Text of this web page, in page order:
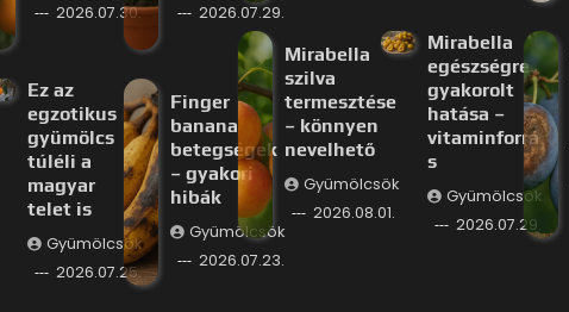
2026.07.30.
2026.07.29.
Ez az
egzotikus
gyümölcs
túléli a
magyar
telet is
Gyümölcsök
2026.07.25.
Finger
banana
betegségek
– gyakori
hibák
Gyümölcsök
2026.07.23.
Mirabella
szilva
termesztése
– könnyen
nevelhető
Gyümölcsök
2026.08.01.
Mirabella
egészségre
gyakorolt
hatása –
vitaminforrá
s
Gyümölcsök
2026.07.29.